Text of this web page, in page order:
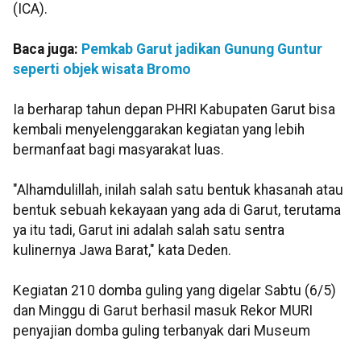
(ICA).
Baca juga: Pemkab Garut jadikan Gunung Guntur
seperti objek wisata Bromo
Ia berharap tahun depan PHRI Kabupaten Garut bisa
kembali menyelenggarakan kegiatan yang lebih
bermanfaat bagi masyarakat luas.
"Alhamdulillah, inilah salah satu bentuk khasanah atau
bentuk sebuah kekayaan yang ada di Garut, terutama
ya itu tadi, Garut ini adalah salah satu sentra
kulinernya Jawa Barat," kata Deden.
Kegiatan 210 domba guling yang digelar Sabtu (6/5)
dan Minggu di Garut berhasil masuk Rekor MURI
penyajian domba guling terbanyak dari Museum